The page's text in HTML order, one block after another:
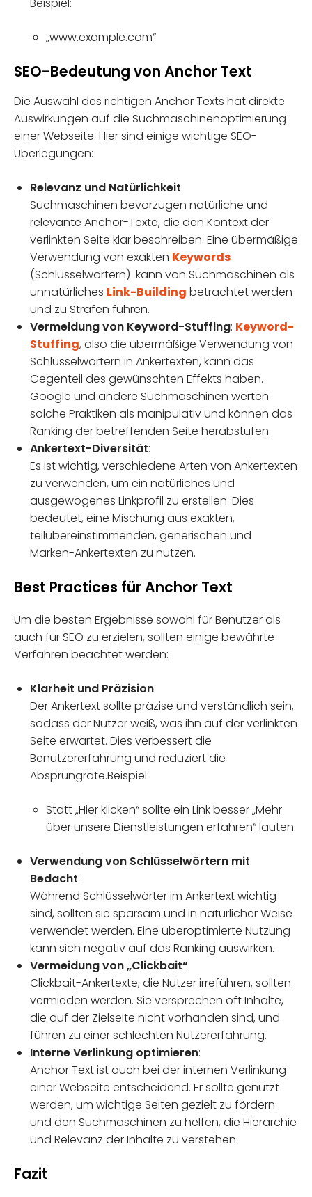
Beispiel:
„www.example.com“
SEO-Bedeutung von Anchor Text
Die Auswahl des richtigen Anchor Texts hat direkte
Auswirkungen auf die Suchmaschinenoptimierung
einer Webseite. Hier sind einige wichtige SEO-
Überlegungen:
Relevanz und Natürlichkeit:
Suchmaschinen bevorzugen natürliche und
relevante Anchor-Texte, die den Kontext der
verlinkten Seite klar beschreiben. Eine übermäßige
Verwendung von exakten Keywords
(Schlüsselwörtern) kann von Suchmaschinen als
unnatürliches Link-Building betrachtet werden
und zu Strafen führen.
Vermeidung von Keyword-Stuffing: Keyword-
Stuffing, also die übermäßige Verwendung von
Schlüsselwörtern in Ankertexten, kann das
Gegenteil des gewünschten Effekts haben.
Google und andere Suchmaschinen werten
solche Praktiken als manipulativ und können das
Ranking der betreffenden Seite herabstufen.
Ankertext-Diversität:
Es ist wichtig, verschiedene Arten von Ankertexten
zu verwenden, um ein natürliches und
ausgewogenes Linkprofil zu erstellen. Dies
bedeutet, eine Mischung aus exakten,
teilübereinstimmenden, generischen und
Marken-Ankertexten zu nutzen.
Best Practices für Anchor Text
Um die besten Ergebnisse sowohl für Benutzer als
auch für SEO zu erzielen, sollten einige bewährte
Verfahren beachtet werden:
Klarheit und Präzision:
Der Ankertext sollte präzise und verständlich sein,
sodass der Nutzer weiß, was ihn auf der verlinkten
Seite erwartet. Dies verbessert die
Benutzererfahrung und reduziert die
Absprungrate.Beispiel:
Statt „Hier klicken“ sollte ein Link besser „Mehr
über unsere Dienstleistungen erfahren“ lauten.
Verwendung von Schlüsselwörtern mit
Bedacht:
Während Schlüsselwörter im Ankertext wichtig
sind, sollten sie sparsam und in natürlicher Weise
verwendet werden. Eine überoptimierte Nutzung
kann sich negativ auf das Ranking auswirken.
Vermeidung von „Clickbait“:
Clickbait-Ankertexte, die Nutzer irreführen, sollten
vermieden werden. Sie versprechen oft Inhalte,
die auf der Zielseite nicht vorhanden sind, und
führen zu einer schlechten Nutzererfahrung.
Interne Verlinkung optimieren:
Anchor Text ist auch bei der internen Verlinkung
einer Webseite entscheidend. Er sollte genutzt
werden, um wichtige Seiten gezielt zu fördern
und den Suchmaschinen zu helfen, die Hierarchie
und Relevanz der Inhalte zu verstehen.
Fazit